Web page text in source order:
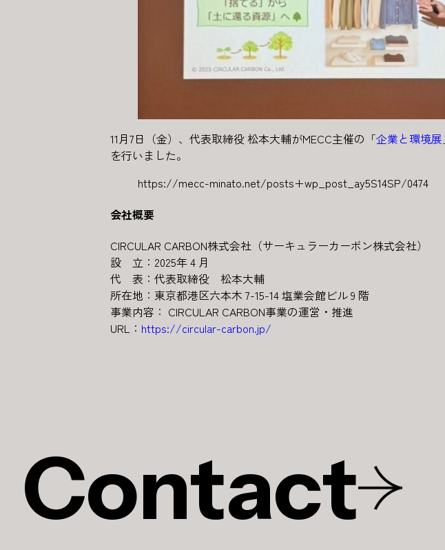
11月7日（金）、代表取締役 松本大輔がMECC主催の「企業と環境展
を行いました。
https://mecc-minato.net/posts+wp_post_ay5S14SP/0474
会社概要
CIRCULAR CARBON株式会社（サーキュラーカーボン株式会社）
設 立：2025年 4 月
代 表：代表取締役 松本大輔
所在地：東京都港区六本木 7-15-14 塩業会館ビル 9 階
事業内容： CIRCULAR CARBON事業の運営・推進
URL： https://circular-carbon.jp/
Contact